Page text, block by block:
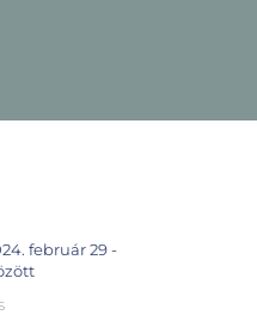
február 29 -